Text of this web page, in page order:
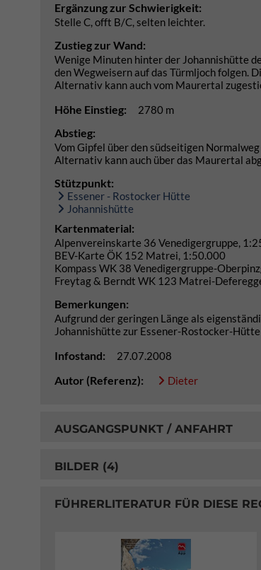
Ergänzung zur Schwierigkeit:
Stelle C, offt B/C, selten leichter.
Zustieg zur Wand:
Wenige Minuten hinter der Johannishütte
den Wegweisern auf das Türmljoch folgen.
Alternativ kann auch vom Maurertal
Höhe Einstieg: 2780 m
Abstieg:
Vom Gipfel über den südseitigen
Alternativ kann auch über das Maurertal
Stützpunkt:
Essener - Rostocker Hütte
Johannishütte
Kartenmaterial:
Alpenvereinskarte 36 Venedigergruppe,
BEV-Karte ÖK 152 Matrei, 1:50.000
Kompass WK 38 Venedigergruppe-
Freytag & Berndt WK 123 Matrei-
Bemerkungen:
Aufgrund der geringen Länge als
Johannishütte zur Essener-Rostocker-
Infostand: 27.07.2008
Autor (Referenz): Dieter
AUSGANGSPUNKT / ANFAHRT
BILDER (4)
FÜHRERLITERATUR FÜR DIESE